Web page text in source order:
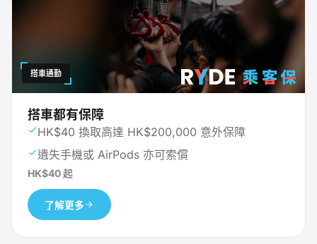
搭車通勤
搭車都有保障
HK$40 換取高達 HK$200,000 意外保障
遺失手機或 AirPods 亦可索償
HK$40 起
了解更多